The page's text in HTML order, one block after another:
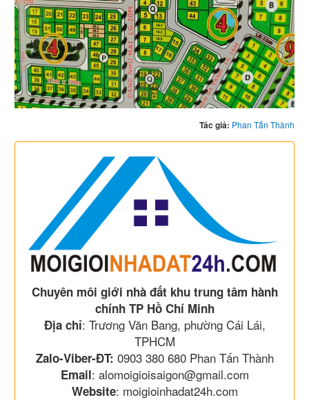
Tác giả: Phan Tấn Thành
Chuyên môi giới nhà đất khu trung tâm hành
chính TP Hồ Chí Minh
Địa chỉ: Trương Văn Bang, phường Cái Lái,
TPHCM
Zalo-Viber-ĐT: 0903 380 680 Phan Tấn Thành
Email: alomoigioisaigon@gmail.com
Website: moigioinhadat24h.com